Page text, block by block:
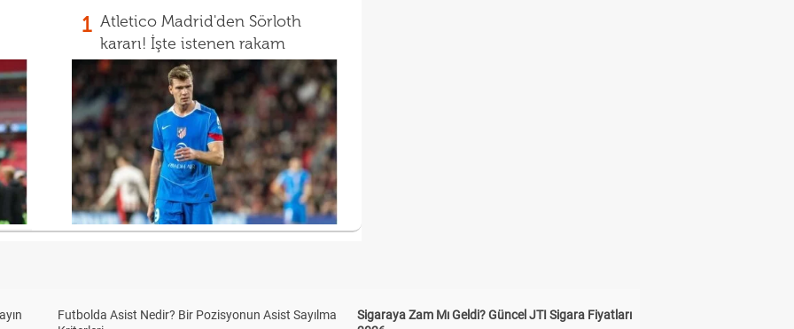
1 Atletico Madrid'den Sörloth
kararı! İşte istenen rakam
Futbolda Asist Nedir? Bir Pozisyonun Asist Sayılma
Sigaraya Zam Mı Geldi? Güncel JTI Sigara Fiyatları